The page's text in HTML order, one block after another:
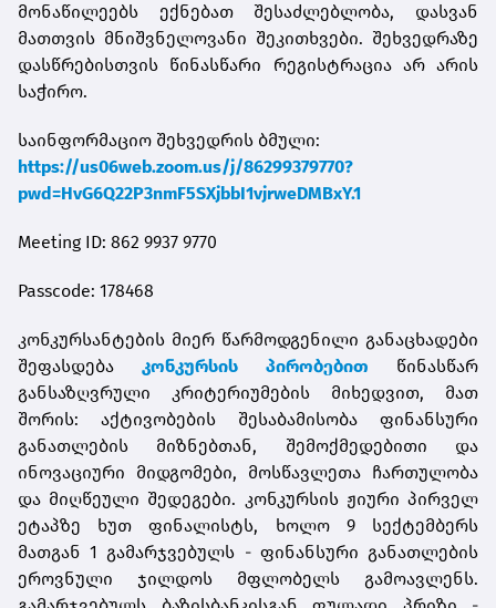
მონაწილეებს ექნებათ შესაძლებლობა, დასვან
მათთვის მნიშვნელოვანი შეკითხვები. შეხვედრაზე
დასწრებისთვის წინასწარი რეგისტრაცია არ არის
საჭირო.
საინფორმაციო შეხვედრის ბმული:
https://us06web.zoom.us/j/86299379770?
pwd=HvG6Q22P3nmF5SXjbbI1vjrweDMBxY.1
Meeting ID: 862 9937 9770
Passcode: 178468
კონკურსანტების მიერ წარმოდგენილი განაცხადები
შეფასდება
კონკურსის პირობებით
წინასწარ
განსაზღვრული კრიტერიუმების მიხედვით, მათ
შორის: აქტივობების შესაბამისობა ფინანსური
განათლების მიზნებთან, შემოქმედებითი და
ინოვაციური მიდგომები, მოსწავლეთა ჩართულობა
და მიღწეული შედეგები. კონკურსის ჟიური პირველ
ეტაპზე ხუთ ფინალისტს, ხოლო 9 სექტემბერს
მათგან 1 გამარჯვებულს - ფინანსური განათლების
ეროვნული ჯილდოს მფლობელს გამოავლენს.